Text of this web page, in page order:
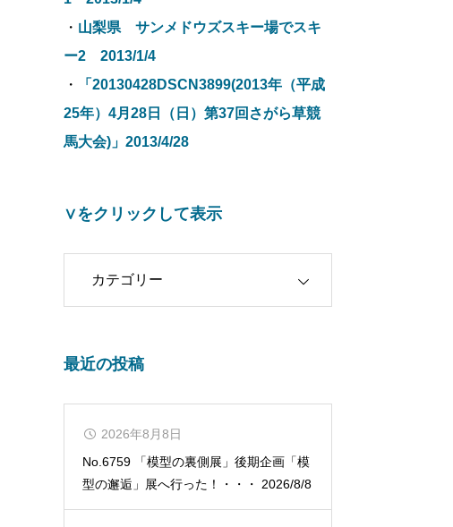
・ 山梨県 サンメドウズスキー場でスキ
ー2 2013/1/4
・
「20130428DSCN3899(2013年（平成
25年）4月28日（日）第37回さがら草競
馬大会)」2013/4/28
∨をクリックして表示
最近の投稿
No.6759 「模型の裏側展」後期企画「模
型の邂逅」展へ行った！・・・ 2026/8/8
2026年8月8日